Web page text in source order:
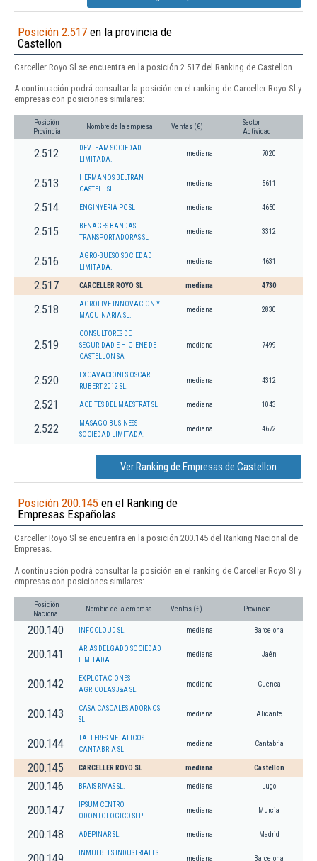
Posición 2.517 en la provincia de
Castellon
Carceller Royo Sl se encuentra en la posición 2.517 del Ranking de Castellon.
A continuación podrá consultar la posición en el ranking de Carceller Royo Sl y
empresas con posiciones similares:
Posición
Provincia
Nombre de la empresa Ventas (€)
Sector
Actividad
2.512
DEVTEAM SOCIEDAD
LIMITADA.
mediana 7020
2.513
HERMANOS BELTRAN
CASTELL SL.
mediana 5611
2.514 ENGINYERIA PC SL mediana 4650
2.515
BENAGES BANDAS
TRANSPORTADORAS SL
mediana 3312
2.516
AGRO-BUESO SOCIEDAD
LIMITADA.
mediana 4631
2.517 CARCELLER ROYO SL mediana 4730
2.518
AGROLIVE INNOVACION Y
MAQUINARIA SL.
mediana 2830
2.519
CONSULTORES DE
SEGURIDAD E HIGIENE DE
CASTELLON SA
mediana 7499
2.520
EXCAVACIONES OSCAR
RUBERT 2012 SL.
mediana 4312
2.521 ACEITES DEL MAESTRAT SL mediana 1043
2.522
MASAGO BUSINESS
SOCIEDAD LIMITADA.
mediana 4672
Ver Ranking de Empresas de Castellon
Posición 200.145 en el Ranking de
Empresas Españolas
Carceller Royo Sl se encuentra en la posición 200.145 del Ranking Nacional de
Empresas.
A continuación podrá consultar la posición en el ranking de Carceller Royo Sl y
empresas con posiciones similares:
Posición
Nacional
Nombre de la empresa Ventas (€) Provincia
200.140 INFOCLOUD SL. mediana Barcelona
200.141
ARIAS DELGADO SOCIEDAD
LIMITADA.
mediana Jaén
200.142
EXPLOTACIONES
AGRICOLAS J&A SL.
mediana Cuenca
200.143
CASA CASCALES ADORNOS
SL
mediana Alicante
200.144
TALLERES METALICOS
CANTABRIA SL
mediana Cantabria
200.145 CARCELLER ROYO SL mediana Castellon
200.146 BRAIS RIVAS SL. mediana Lugo
200.147
IPSUM CENTRO
ODONTOLOGICO SLP.
mediana Murcia
200.148 ADEPINAR SL. mediana Madrid
INMUEBLES INDUSTRIALES
mediana Barcelona